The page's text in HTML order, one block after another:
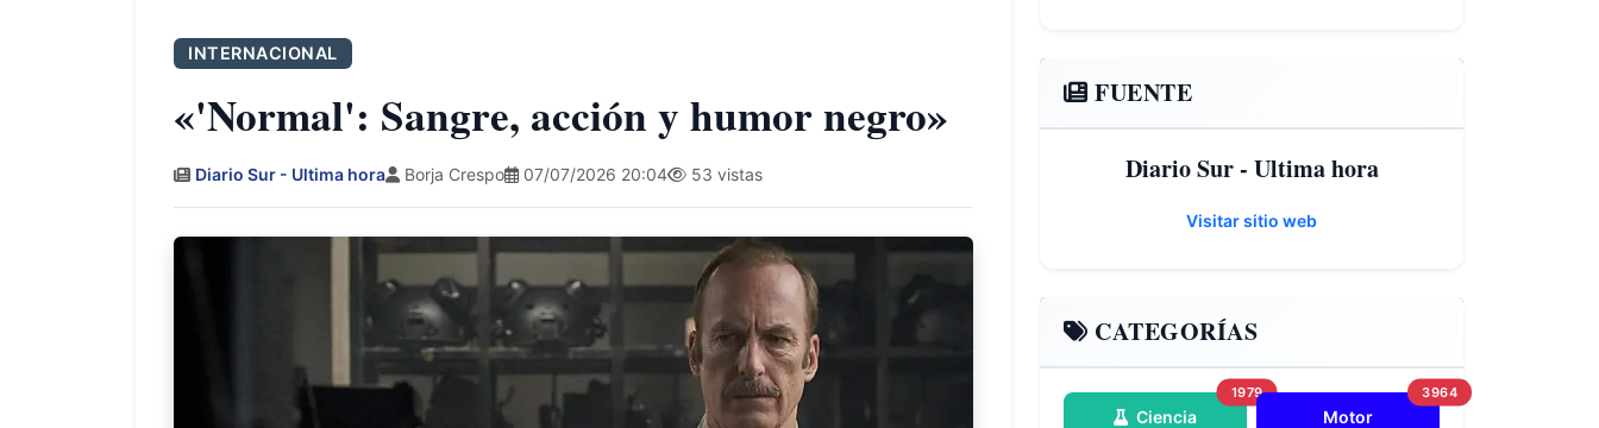
INTERNACIONAL
«'Normal': Sangre, acción y humor negro»
Diario Sur - Ultima hora Borja Crespo 07/07/2026 20:04 53 vistas
FUENTE
Diario Sur - Ultima hora
Visitar sitio web
CATEGORÍAS
Ciencia
1979
Motor
3964